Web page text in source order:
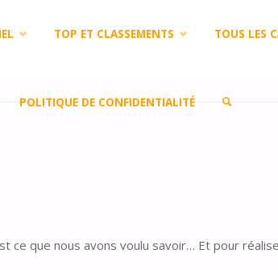
TOP ET CLASSEMENTS TOUS LES
POLITIQUE DE CONFIDENTIALITÉ
ce que nous avons voulu savoir… Et pour